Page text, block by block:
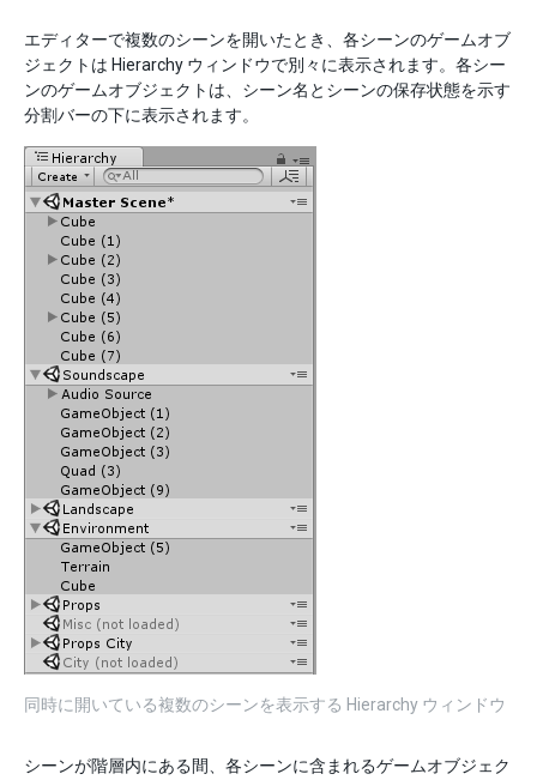
エディターで複数のシーンを開いたとき、各シーンのゲームオブ
ジェクトは Hierarchy ウィンドウで別々に表示されます。各シー
ンのゲームオブジェクトは、シーン名とシーンの保存状態を示す
分割バーの下に表示されます。
同時に開いている複数のシーンを表示する Hierarchy ウィンドウ
シーンが階層内にある間、各シーンに含まれるゲームオブジェク